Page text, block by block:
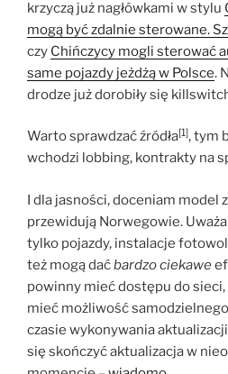
krzyczą już nagłówkami w stylu
mogą być zdalnie sterowane.
czy Chińczycy mogli sterować
same pojazdy jeżdżą w Polsce.
drodze już dorobiły się
Warto sprawdzać źródła[1], tym
wchodzi lobbing, kontrakty na
I dla jasności, doceniam model
przewidują Norwegowie.
tylko pojazdy, instalacje
też mogą daćbardzo ciekawe
powinny mieć dostępu do
mieć możliwość
czasie wykonywania
się skończyć aktualizacja w